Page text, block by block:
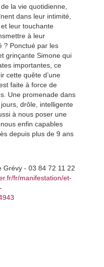
la vie quotidienne,
dans leur intimité,
leur touchante
à leur
? Ponctué par les
grinçante Simone qui
importantes, ce
cette quête d’une
faite à force de
Une promenade dans
drôle, intelligente
à nous poser une
enfin capables
depuis plus de 9 ans
Grévy - 03 84 72 11 22
fr/manifestation/et-